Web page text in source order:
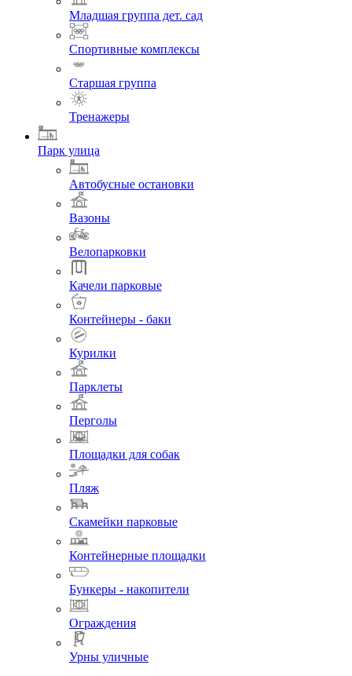
Младшая группа дет. сад
Спортивные комплексы
Старшая группа
Тренажеры
Парк улица
Автобусные остановки
Вазоны
Велопарковки
Качели парковые
Контейнеры - баки
Курилки
Парклеты
Перголы
Площадки для собак
Пляж
Скамейки парковые
Контейнерные площадки
Бункеры - накопители
Ограждения
Урны уличные